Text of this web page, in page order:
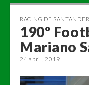
RACING DE SANTANDER
190º
Mariano
24 abril, 2019